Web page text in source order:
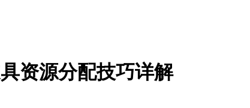
资源分配技巧详解